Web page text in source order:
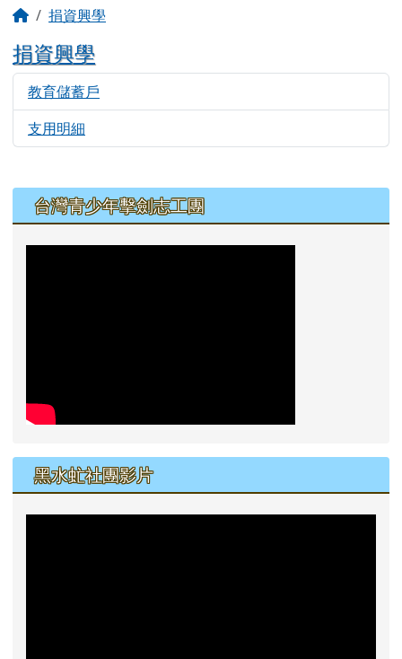
主內容區域
回首頁捐資興學
捐資興學
教育儲蓄戶
支用明細
左邊區域內容
台灣青少年擊劍志工團
黑水虻社團影片